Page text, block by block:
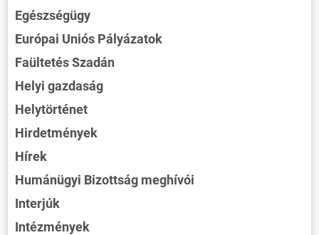
Egészségügy
Európai Uniós Pályázatok
Faültetés Szadán
Helyi gazdaság
Helytörténet
Hirdetmények
Hírek
Humánügyi Bizottság meghívói
Interjúk
Intézmények